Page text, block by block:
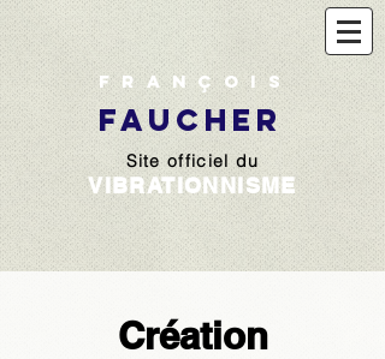
François
FAUCHER
Site officiel du
VIBRATIONNISME
Création